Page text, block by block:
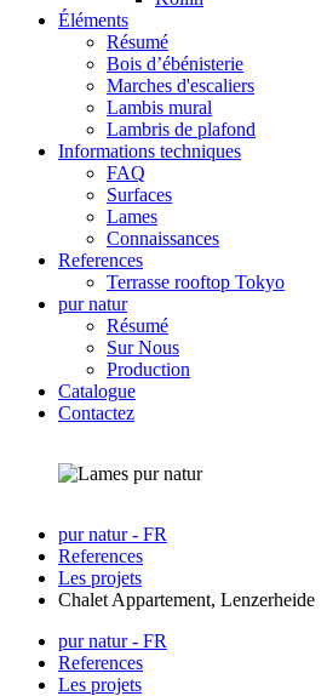
Éléments
Résumé
Bois d’ébénisterie
Marches d'escaliers
Lambis mural
Lambris de plafond
Informations techniques
FAQ
Surfaces
Lames
Connaissances
References
Terrasse rooftop Tokyo
pur natur
Résumé
Sur Nous
Production
Catalogue
Contactez
pur natur - FR
References
Les projets
Chalet Appartement, Lenzerheide
pur natur - FR
References
Les projets